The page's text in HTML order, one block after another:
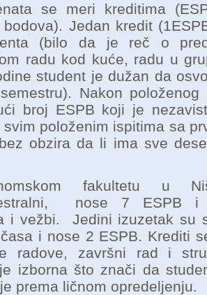
se meri kreditima
bodova). Jedan kredit
(bilo da je reč o
radu kod kuće, radu u
student je dužan da
Nakon
broj ESPB koji je
položenim ispitima sa
obzira da li ima sve
fakultetu u
nose 7 ESPB i
i vežbi. Jedini izuzetak su
i nose 2 ESPB. Krediti
radove, završni rad i
izborna što znači da
prema ličnom opredeljenju.